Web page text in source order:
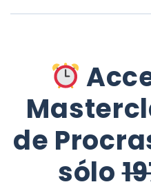
de
sólo